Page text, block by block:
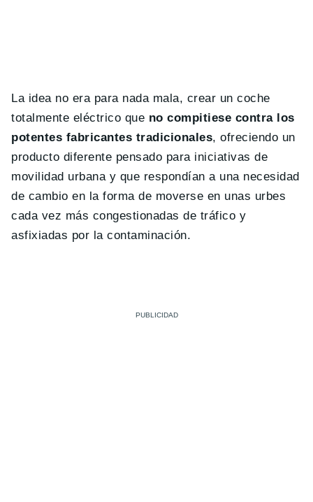
La idea no era para nada mala, crear un coche
totalmente eléctrico que no compitiese contra los
potentes fabricantes tradicionales, ofreciendo un
producto diferente pensado para iniciativas de
movilidad urbana y que respondían a una necesidad
de cambio en la forma de moverse en unas urbes
cada vez más congestionadas de tráfico y
asfixiadas por la contaminación.